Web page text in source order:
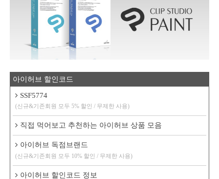
아이허브 할인코드
SSF5774
(신규&기존회원 모두 5% 할인 / 무제한 사용)
직접 먹어보고 추천하는 아이허브 상품 모음
아이허브 독점브랜드
(신규&기존회원 모두 10% 할인 / 무제한 사용)
아이허브 할인코드 정보